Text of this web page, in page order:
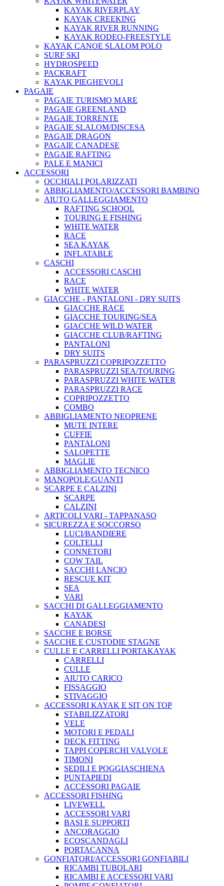
KAYAK RIVERPLAY
KAYAK CREEKING
KAYAK RIVER RUNNING
KAYAK RODEO-FREESTYLE
KAYAK CANOE SLALOM POLO
SURF SKI
HYDROSPEED
PACKRAFT
KAYAK PIEGHEVOLI
PAGAIE
PAGAIE TURISMO MARE
PAGAIE GREENLAND
PAGAIE TORRENTE
PAGAIE SLALOM/DISCESA
PAGAIE DRAGON
PAGAIE CANADESE
PAGAIE RAFTING
PALE E MANICI
ACCESSORI
OCCHIALI POLARIZZATI
ABBIGLIAMENTO/ACCESSORI BAMBINO
AIUTO GALLEGGIAMENTO
RAFTING SCHOOL
TOURING E FISHING
WHITE WATER
RACE
SEA KAYAK
INFLATABLE
CASCHI
ACCESSORI CASCHI
RACE
WHITE WATER
GIACCHE - PANTALONI - DRY SUITS
GIACCHE RACE
GIACCHE TOURING/SEA
GIACCHE WILD WATER
GIACCHE CLUB/RAFTING
PANTALONI
DRY SUITS
PARASPRUZZI COPRIPOZZETTO
PARASPRUZZI SEA/TOURING
PARASPRUZZI WHITE WATER
PARASPRUZZI RACE
COPRIPOZZETTO
COMBO
ABBIGLIAMENTO NEOPRENE
MUTE INTERE
CUFFIE
PANTALONI
SALOPETTE
MAGLIE
ABBIGLIAMENTO TECNICO
MANOPOLE/GUANTI
SCARPE E CALZINI
SCARPE
CALZINI
ARTICOLI VARI - TAPPANASO
SICUREZZA E SOCCORSO
LUCI/BANDIERE
COLTELLI
CONNETORI
COW TAIL
SACCHI LANCIO
RESCUE KIT
SEA
VARI
SACCHI DI GALLEGGIAMENTO
KAYAK
CANADESI
SACCHE E BORSE
SACCHE E CUSTODIE STAGNE
CULLE E CARRELLI PORTAKAYAK
CARRELLI
CULLE
AIUTO CARICO
FISSAGGIO
STIVAGGIO
ACCESSORI KAYAK E SIT ON TOP
STABILIZZATORI
VELE
MOTORI E PEDALI
DECK FITTING
TAPPI COPERCHI VALVOLE
TIMONI
SEDILI E POGGIASCHIENA
PUNTAPIEDI
ACCESSORI PAGAIE
ACCESSORI FISHING
LIVEWELL
ACCESSORI VARI
BASI E SUPPORTI
ANCORAGGIO
ECOSCANDAGLI
PORTACANNA
GONFIATORI/ACCESSORI GONFIABILI
RICAMBI TUBOLARI
RICAMBI E ACCESSORI VARI